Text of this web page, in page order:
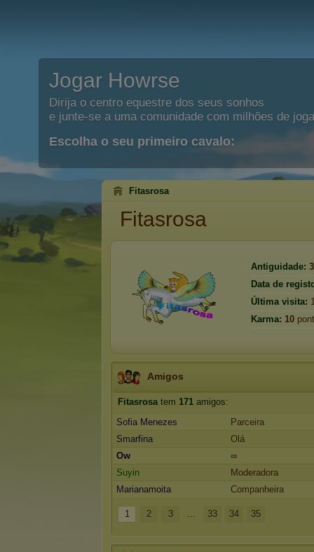
Jogar Howrse
Dirija o centro equestre dos seus sonhos
e junte-se a uma comunidade com milhões de
Escolha o seu primeiro cavalo:
Fitasrosa
Fitasrosa
Antiguidade:
Data de
Última visita:
Karma: 10
Amigos
Fitasrosatem 171 amigos:
Sofia Menezes
Parceira
Smarfina
Olá
Ow
∞
Suyin
Moderadora
Marianamoita
Companheira
1 2 3 ... 33 34 35